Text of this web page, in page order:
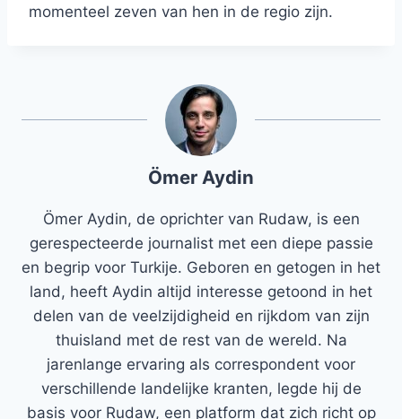
momenteel zeven van hen in de regio zijn.
Ömer Aydin
Ömer Aydin, de oprichter van Rudaw, is een
gerespecteerde journalist met een diepe passie
en begrip voor Turkije. Geboren en getogen in het
land, heeft Aydin altijd interesse getoond in het
delen van de veelzijdigheid en rijkdom van zijn
thuisland met de rest van de wereld. Na
jarenlange ervaring als correspondent voor
verschillende landelijke kranten, legde hij de
basis voor Rudaw, een platform dat zich richt op